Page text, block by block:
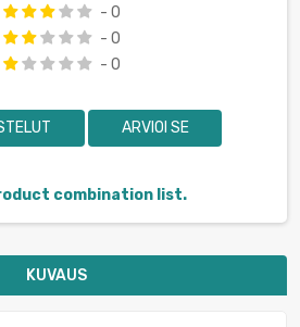
- 0
- 0
- 0
ARVIOI SE
combination list.
KUVAUS